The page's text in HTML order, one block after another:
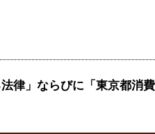
法律」ならびに「東京都消